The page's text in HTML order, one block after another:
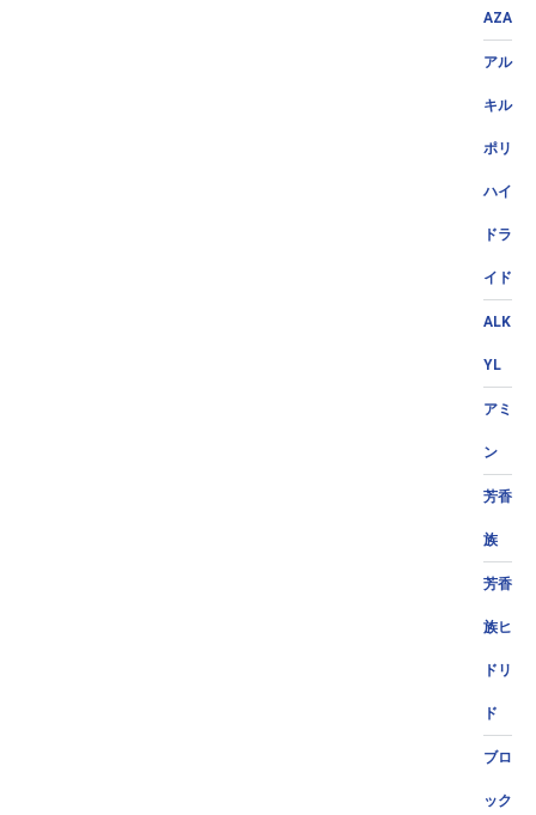
AZA
アル
キル
ポリ
ハイ
ドラ
イド
ALK
YL
アミ
ン
芳香
族
芳香
族ヒ
ドリ
ド
ブロ
ック